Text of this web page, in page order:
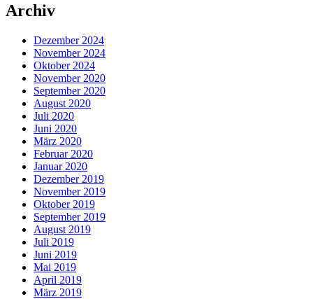
Archiv
Dezember 2024
November 2024
Oktober 2024
November 2020
September 2020
August 2020
Juli 2020
Juni 2020
März 2020
Februar 2020
Januar 2020
Dezember 2019
November 2019
Oktober 2019
September 2019
August 2019
Juli 2019
Juni 2019
Mai 2019
April 2019
März 2019